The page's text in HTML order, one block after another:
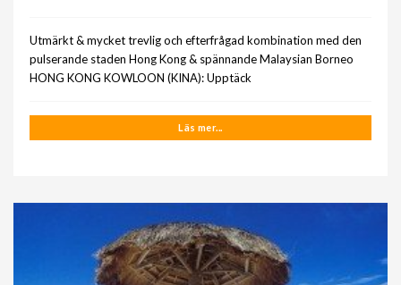
Utmärkt & mycket trevlig och efterfrågad kombination med den
pulserande staden Hong Kong & spännande Malaysian Borneo
HONG KONG KOWLOON (KINA): Upptäck
Läs mer...